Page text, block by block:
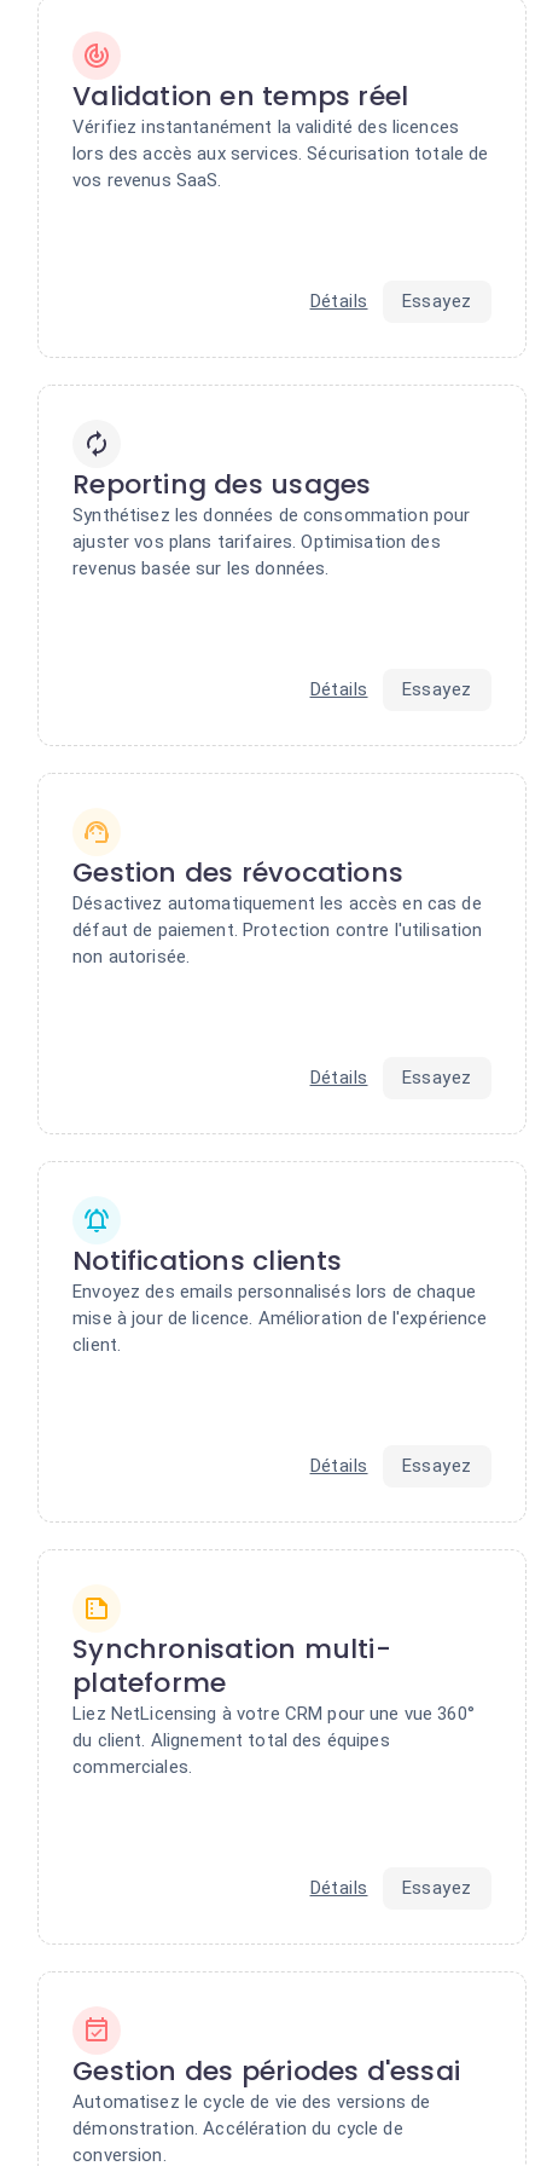
Validation en temps réel
Vérifiez instantanément la validité des licences
lors des accès aux services. Sécurisation totale de
vos revenus SaaS.
Détails Essayez
Reporting des usages
Synthétisez les données de consommation pour
ajuster vos plans tarifaires. Optimisation des
revenus basée sur les données.
Détails Essayez
Gestion des révocations
Désactivez automatiquement les accès en cas de
défaut de paiement. Protection contre l'utilisation
non autorisée.
Détails Essayez
Notifications clients
Envoyez des emails personnalisés lors de chaque
mise à jour de licence. Amélioration de l'expérience
client.
Détails Essayez
Synchronisation multi-
plateforme
Liez NetLicensing à votre CRM pour une vue 360°
du client. Alignement total des équipes
commerciales.
Détails Essayez
Gestion des périodes d'essai
Automatisez le cycle de vie des versions de
démonstration. Accélération du cycle de
conversion.